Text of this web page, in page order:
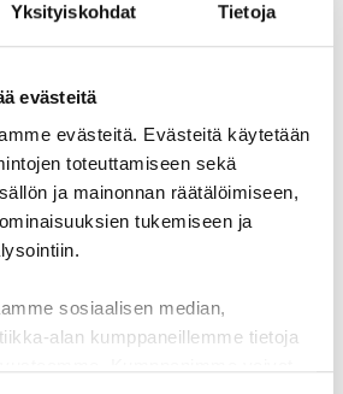
Yksityiskohdat Tietoja
evästeitä
evästeitä. Evästeitä käytetään
toteuttamiseen sekä
ja mainonnan räätälöimiseen,
tukemiseen ja
sosiaalisen median,
alan kumppaneillemme tietoja
silmin
HR